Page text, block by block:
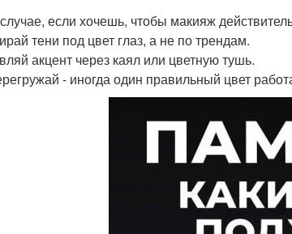
если хочешь, чтобы макияж
тени под цвет глаз, а не по трендам.
акцент через каял или цветную тушь.
- иногда один правильный цвет